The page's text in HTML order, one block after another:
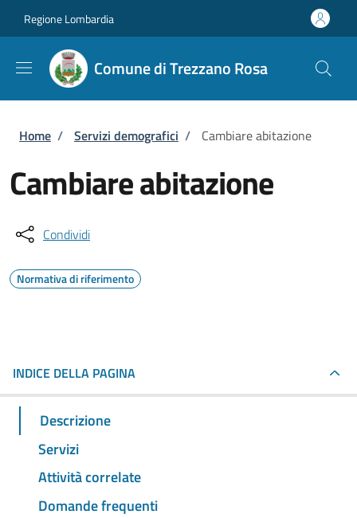
Regione Lombardia
Comune di Trezzano Rosa
Briciole di pane
Home / Servizi demografici / Cambiare abitazione
Cambiare abitazione
Condividi
Normativa di riferimento
INDICE DELLA PAGINA
Descrizione
Servizi
Attività correlate
Domande frequenti